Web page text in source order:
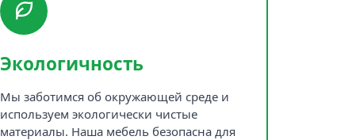
Экологичность
Мы заботимся об окружающей среде и
используем экологически чистые
материалы. Наша мебель безопасна для